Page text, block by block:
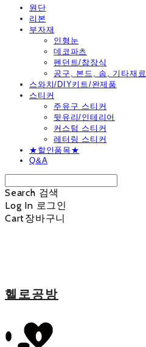
원단
리본
부자재
인형눈
데코파츠
펜던트/참장식
공구, 본드, 솜, 기타재료
스와치/DIY키트/완제품
스티커
주유구 스티커
뒷유리/인테리어
커스텀 스티커
레터링 스티커
★할인품목★
Q&A
Search 검색
Log In 로그인
Cart장바구니
헬로공방